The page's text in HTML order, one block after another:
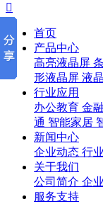

首页
产品中心
高亮液晶屏
形液晶屏 液
行业应用
办公教育 金
通 智能家居
新闻中心
企业动态 行
关于我们
公司简介 企
服务支持